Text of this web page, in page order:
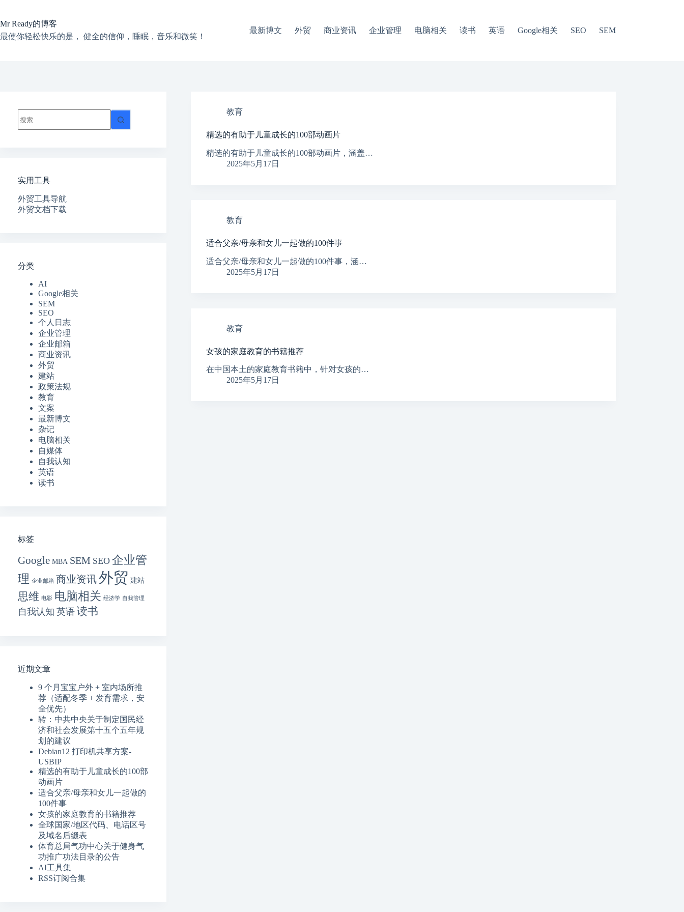
内
容
Mr Ready的博客
最使你轻松快乐的是， 健全的信仰，睡眠，音乐和微笑！
最新博文 外贸 商业资讯 企业管理 电脑相关 读书 英语 Google相关 SEO SEM
教育
精选的有助于儿童成长的100部动画片
精选的有助于儿童成长的100部动画片，涵盖…
2025年5月17日
教育
适合父亲/母亲和女儿一起做的100件事
适合父亲/母亲和女儿一起做的100件事，涵…
2025年5月17日
教育
女孩的家庭教育的书籍推荐
在中国本土的家庭教育书籍中，针对女孩的…
2025年5月17日
结
实用工具
外贸工具导航
外贸文档下载
分类
AI
Google相关
SEM
SEO
个人日志
企业管理
企业邮箱
商业资讯
外贸
建站
政策法规
教育
文案
最新博文
杂记
电脑相关
自媒体
自我认知
英语
读书
标签
Google MBA SEM SEO 企业管
理 企业邮箱 商业资讯外贸 建站
思维 电影 电脑相关 经济学 自我管理
自我认知 英语 读书
近期文章
9 个月宝宝户外 + 室内场所推
荐（适配冬季 + 发育需求，安
全优先）
转：中共中央关于制定国民经
济和社会发展第十五个五年规
划的建议
Debian12 打印机共享方案-
USBIP
精选的有助于儿童成长的100部
动画片
适合父亲/母亲和女儿一起做的
100件事
女孩的家庭教育的书籍推荐
全球国家/地区代码、电话区号
及域名后缀表
体育总局气功中心关于健身气
功推广功法目录的公告
AI工具集
RSS订阅合集